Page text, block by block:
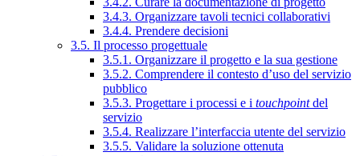
3.4.3. Organizzare tavoli tecnici collaborativi
3.4.4. Prendere decisioni
3.5. Il processo progettuale
3.5.1. Organizzare il progetto e la sua gestione
3.5.2. Comprendere il contesto d’uso del servizio
pubblico
3.5.3. Progettare i processi e i touchpointdel
servizio
3.5.4. Realizzare l’interfaccia utente del servizio
3.5.5. Validare la soluzione ottenuta